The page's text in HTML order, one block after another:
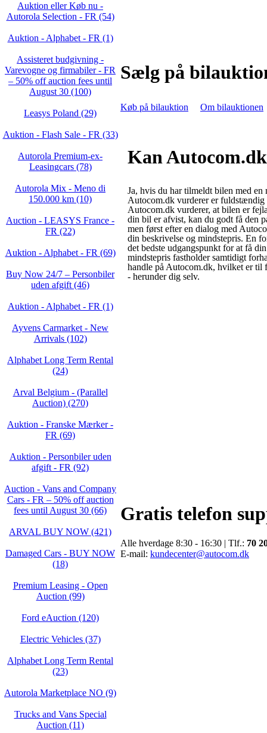
Auktion eller Køb nu -
Autorola Selection - FR (54)
Auktion - Alphabet - FR (1)
Assisteret budgivning -
Varevogne og firmabiler - FR
– 50% off auction fees until
August 30 (100)
Leasys Poland (29)
Auktion - Flash Sale - FR (33)
Autorola Premium-ex-
Leasingcars (78)
Autorola Mix - Meno di
150.000 km (10)
Auction - LEASYS France -
FR (22)
Auktion - Alphabet - FR (69)
Buy Now 24/7 – Personbiler
uden afgift (46)
Auktion - Alphabet - FR (1)
Ayvens Carmarket - New
Arrivals (102)
Alphabet Long Term Rental
(24)
Arval Belgium - (Parallel
Auction) (270)
Auktion - Franske Mærker -
FR (69)
Auktion - Personbiler uden
afgift - FR (92)
Auction - Vans and Company
Cars - FR – 50% off auction
fees until August 30 (66)
ARVAL BUY NOW (421)
Damaged Cars - BUY NOW
(18)
Premium Leasing - Open
Auction (99)
Ford eAuction (120)
Electric Vehicles (37)
Alphabet Long Term Rental
(23)
Autorola Marketplace NO (9)
Trucks and Vans Special
Auction (11)
Sælg på
Køb på bilauktion Om bilauktionen
Kan
Ja, hvis du har tilmeldt bilen med en
Autocom.dk vurderer er fuldstændig
Autocom.dk vurderer, at bilen er
din bil er afvist, kan du godt få den
men først efter en dialog med
din beskrivelse og mindstepris. En
det bedste udgangspunkt for at få
mindstepris fastholder samtidigt
handle på Autocom.dk, hvilket er til
- herunder dig selv.
Gratis telefon
Alle hverdage 8:30 - 16:30 | Tlf.: 70
E-mail: kundecenter@autocom.dk